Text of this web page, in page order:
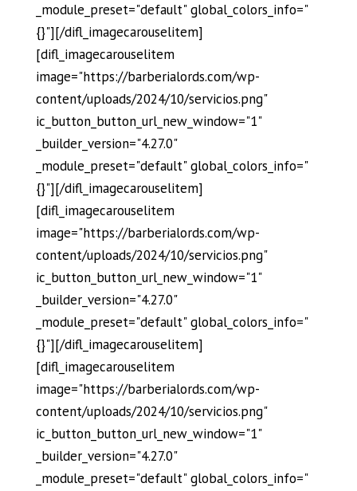
_module_preset="default" global_colors_info="
{}"][/difl_imagecarouselitem]
[difl_imagecarouselitem
image="https://barberialords.com/wp-
content/uploads/2024/10/servicios.png"
ic_button_button_url_new_window="1"
_builder_version="4.27.0"
_module_preset="default" global_colors_info="
{}"][/difl_imagecarouselitem]
[difl_imagecarouselitem
image="https://barberialords.com/wp-
content/uploads/2024/10/servicios.png"
ic_button_button_url_new_window="1"
_builder_version="4.27.0"
_module_preset="default" global_colors_info="
{}"][/difl_imagecarouselitem]
[difl_imagecarouselitem
image="https://barberialords.com/wp-
content/uploads/2024/10/servicios.png"
ic_button_button_url_new_window="1"
_builder_version="4.27.0"
_module_preset="default" global_colors_info="